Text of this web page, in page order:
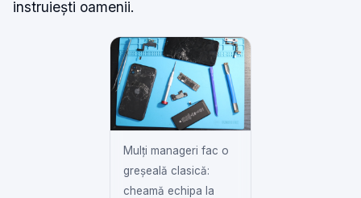
instruiești oamenii.
Mulți manageri fac o
greșeală clasică:
cheamă echipa la